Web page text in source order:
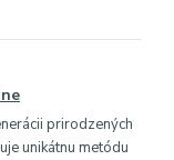
prirodzených
unikátnu metódu